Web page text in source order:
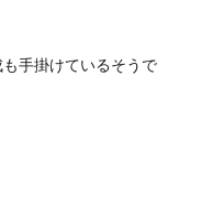
手掛けているそうで